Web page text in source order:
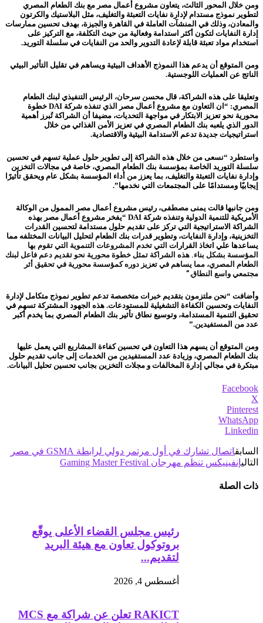
ومن خلال المحور الثالث، يتعاون مشروع أعمال مصر مع بنك الطعام المصري
لتطوير نموذج مستدام لإدارة نفايات التعبئة والتغليف، مثل البلاستيك والكرتون
والمعادن، وذلك في المنشآت العاملة في القاهرة والجيزة، بهدف تحسين ممارسات
إدارة النفايات لتكون أكثر استدامة وفعالية من حيث التكلفة، مع التركيز على
استخدام مواد تعبئة قابلة لإعادة التدوير والحد من النفايات في سلسلة التوريد.
ومن المتوقع أن يدعم هذا النموذج الأهداف البيئية ويساهم في تقليل التأثير البيئي
الناتج عن العمليات اللوجستية.
وتعليقا على هذه الشراكة، قال محسن سرحان، الرئيس التنفيذي لبنك الطعام
المصري: “ان التعاون مع مشروع أعمال مصر الذي تنفذه شركة DAI خطوة
محورية نحو تعزيز الابتكار في مواجهة التحديات، مضيفا أن الشراكة تُبرز أهمية
الدور الذي يلعبه بنك الطعام المصري في تعزيز الأمن الغذائي من خلال
استراتيجيات جديدة تدعم الاستدامة البيئية والاقتصادية.
واستطرد “نسعى من خلال هذه الشراكة إلى تطوير حلول عملية تسهم في تحسين
سلسلة التوريد الخاصة بمؤسسة بنك الطعام المصري، خاصة في مجالات التخزين
وإدارة نفايات التعبئة والتغليف، بما يعزز من أداء المؤسسة بشكل عام ويحقق تأثيرًا
إيجابيًا ومستدامًا على المجتمعات التي نخدمها”.
ومن جانبها قالت يمنى مصطفى، رئيس مشروع أعمال مصر الممول من الوكالة
الأمريكية للتنمية الدولية وتنفذه شركة DAI “يفخر مشروع أعمال مصر بهذه
الشراكة الاستراتيجية التي تركز على تقديم حلول مستدامة لتحسين القدرات
التخزينية، وإدارة النفايات، وتطوير قدرات بنك الطعام لتحليل البيانات المختلفه مما
يساعدها علي اتخاذ القرارات التي تخدم المشروعات التنموية التي تقوم بها
المؤسسة بشكل بناء. هذه الشراكة تمثل خطوة محورية نحو تقديم دعم فاعل لبنك
الطعام المصري، مما يساهم في تعزيز دوره كمؤسسة محورية في تحقيق أثر
مجتمعي واسع النطاق.”
وأضافت “نحن ملتزمون بتقديم خبرات متخصصة تدعم تطوير نموذج متكامل لإدارة
النفايات وتحسين الكفاءة التشغيلية للمستودعات. هذه الجهود المشتركة تسهم في
تحقيق التنمية المستدامة، وتوسيع نطاق تأثير بنك الطعام المصري بما يخدم أكبر
عدد من المستفيدين.”
ومن المتوقع أن يسهم هذا التعاون في تحسين كفاءة المشاريع التي يعمل عليها
بنك الطعام المصري، وزيادة عدد المستفيدين من الخدمات إلى جانب تقديم حلول
مبتكرة في مجالي إدارة المخالفات و مجلات التخزين بجانب تحسين تحليل البيانات.
Facebook
X
Pinterest
WhatsApp
Linkedin
السابقاتصال تشارك في أول مرتمر دولي لرابطة GSMA في مصر
التاليإنفينيكس تنظم مهرجان Gaming Master Festival
ذات الصلة
رئيس مجلس القضاء الأعلى يوقّع
بروتوكول تعاون مع هيئة البريد
لتقديم...
أغسطس 4, 2026
RAKICT تعلن عن شراكة مع MCS